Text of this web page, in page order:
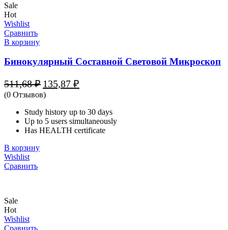
Sale
Hot
Wishlist
Сравнить
В корзину
Бинокулярный Составной Световой Микроскоп
511,68₽ Первоначальная
цена
составляла
511,68 ₽.
135,87 ₽
цена:
(0 Отзывов)
Study history up to 30 days
Up to 5 users simultaneously
Has HEALTH certificate
В корзину
Wishlist
Сравнить
Sale
Hot
Wishlist
Сравнить